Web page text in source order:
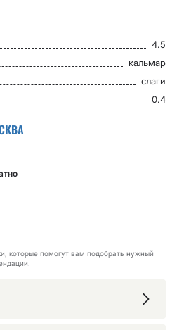
4.5
кальмар
слаги
0.4
которые помогут вам подобрать нужный